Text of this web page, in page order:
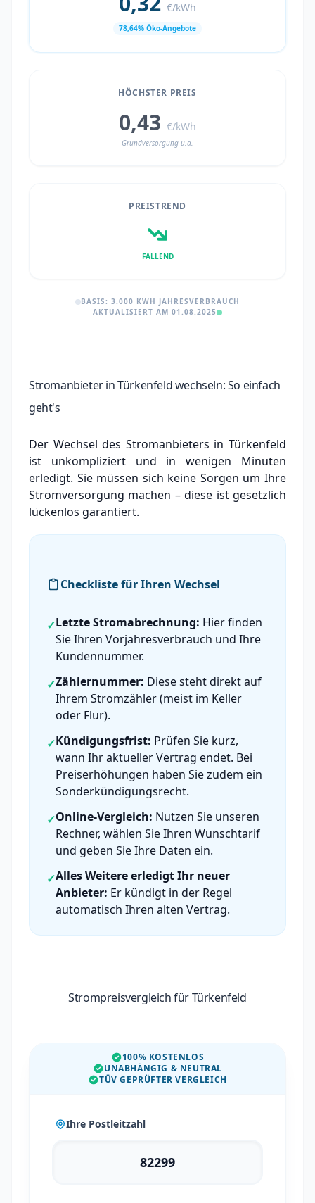
€/kWh
78,64% Öko-Angebote
HÖCHSTER PREIS
0,43 €/kWh
Grundversorgung u.a.
PREISTREND
FALLEND
BASIS: 3.000 KWH JAHRESVERBRAUCH
AKTUALISIERT AM 01.08.2025
Stromanbieter in Türkenfeld wechseln: So einfach
geht's
Der Wechsel des Stromanbieters in Türkenfeld
ist unkompliziert und in wenigen Minuten
erledigt. Sie müssen sich keine Sorgen um Ihre
Stromversorgung machen – diese ist gesetzlich
lückenlos garantiert.
Checkliste für Ihren Wechsel
✓Letzte Stromabrechnung: Hier finden
Sie Ihren Vorjahresverbrauch und Ihre
Kundennummer.
✓Zählernummer: Diese steht direkt auf
Ihrem Stromzähler (meist im Keller
oder Flur).
✓Kündigungsfrist: Prüfen Sie kurz,
wann Ihr aktueller Vertrag endet. Bei
Preiserhöhungen haben Sie zudem ein
Sonderkündigungsrecht.
✓Online-Vergleich: Nutzen Sie unseren
Rechner, wählen Sie Ihren Wunschtarif
und geben Sie Ihre Daten ein.
✓Alles Weitere erledigt Ihr neuer
Anbieter: Er kündigt in der Regel
automatisch Ihren alten Vertrag.
Strompreisvergleich für Türkenfeld
100% KOSTENLOS
UNABHÄNGIG & NEUTRAL
TÜV GEPRÜFTER VERGLEICH
Ihre Postleitzahl